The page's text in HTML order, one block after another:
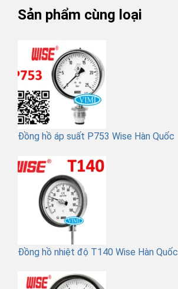
Sản phẩm cùng loại
Đồng hồ áp suất P753 Wise Hàn Quốc
Đồng hồ nhiệt độ T140 Wise Hàn Quốc